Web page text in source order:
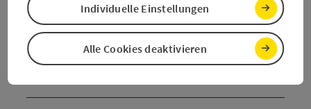
Barrierefreiheit
Alle Cookies deaktivieren
Individuelle Einstellungen